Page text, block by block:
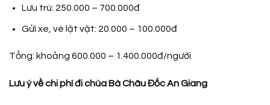
Lưu trú: 250.000 – 700.000đ
Gửi xe, vé lặt vặt: 20.000 – 100.000đ
Tổng: khoảng 600.000 – 1.400.000đ/người
Lưu ý về chi phí đi chùa Bà Châu Đốc An Giang